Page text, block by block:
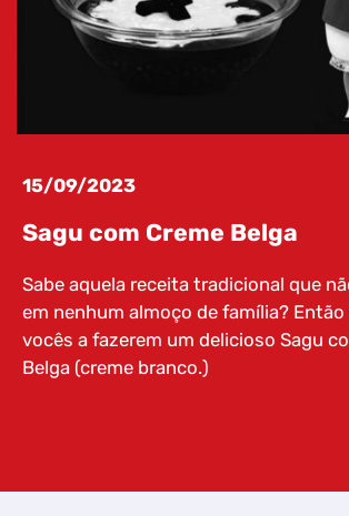
15/09/2023
Sagu com Creme Belga
Sabe aquela receita tradicional que
em nenhum almoço de família?
vocês a fazerem um delicioso Sagu
Belga (creme branco.)